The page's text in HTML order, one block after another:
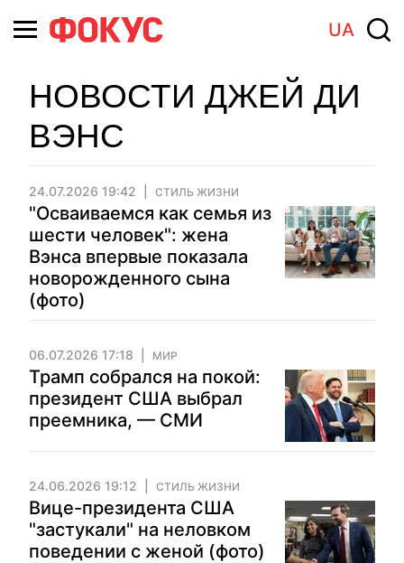
UA
НОВОСТИ ДЖЕЙ ДИ
ВЭНС
24.07.2026 19:42 СТИЛЬ ЖИЗНИ
"Осваиваемся как семья из
шести человек": жена
Вэнса впервые показала
новорожденного сына
(фото)
06.07.2026 17:18 МИР
Трамп собрался на покой:
президент США выбрал
преемника, — СМИ
24.06.2026 19:12 СТИЛЬ ЖИЗНИ
Вице-президента США
"застукали" на неловком
поведении с женой (фото)